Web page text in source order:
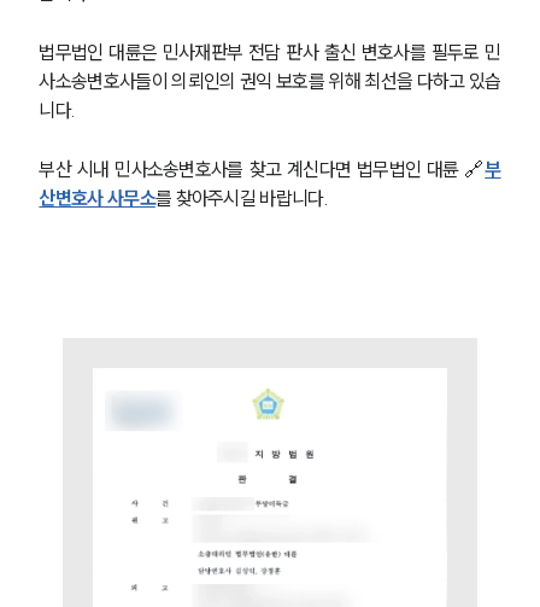
그룹소개
그룹소개
오시는 길
글로벌 파트너 로펌
법무법인 대륜은 민사재판부 전담 판사 출신 변호사를 필두로 민
사소송변호사들이 의뢰인의 권익 보호를 위해 최선을 다하고 있습
니다.
부산 시내 민사소송변호사를 찾고 계신다면 법무법인 대륜 🔗부
산변호사 사무소를 찾아주시길 바랍니다.